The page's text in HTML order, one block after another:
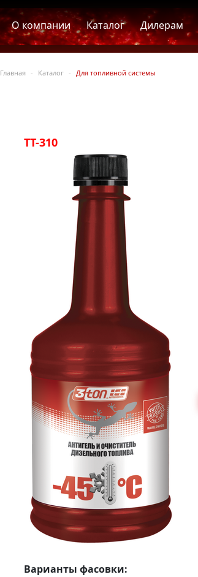
О компании Каталог Дилерам
Главная Каталог Для топливной системы
TT-310
Варианты фасовки: